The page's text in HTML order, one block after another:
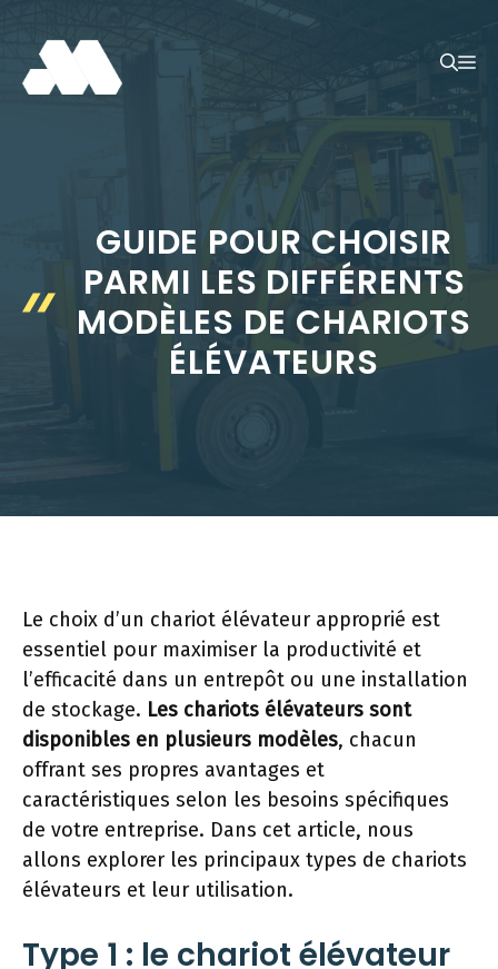
contenu
GUIDE POUR CHOISIR
PARMI LES DIFFÉRENTS
MODÈLES DE CHARIOTS
ÉLÉVATEURS
Le choix d’un chariot élévateur approprié est
essentiel pour maximiser la productivité et
l’efficacité dans un entrepôt ou une installation
de stockage. Les chariots élévateurs sont
disponibles en plusieurs modèles, chacun
offrant ses propres avantages et
caractéristiques selon les besoins spécifiques
de votre entreprise. Dans cet article, nous
allons explorer les principaux types de chariots
élévateurs et leur utilisation.
Type 1 : le chariot élévateur